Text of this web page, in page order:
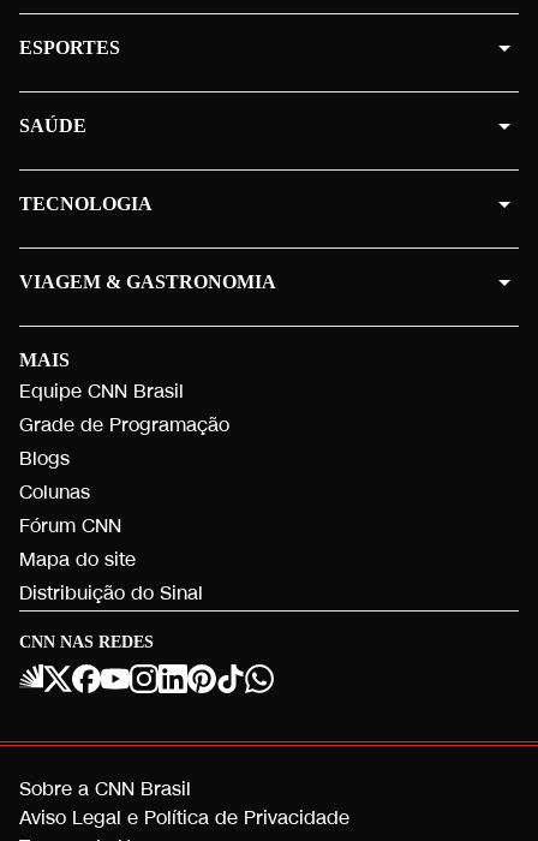
CNN NAS REDES
MAIS
Equipe CNN Brasil
Grade de Programação
Blogs
Colunas
Fórum CNN
Mapa do site
Distribuição do Sinal
ESPORTES
SAÚDE
TECNOLOGIA
VIAGEM & GASTRONOMIA
Sobre a CNN Brasil
Aviso Legal e Política de Privacidade